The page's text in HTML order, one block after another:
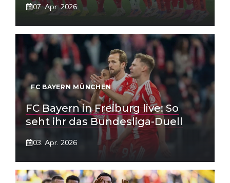
07. Apr. 2026
FC BAYERN MÜNCHEN
FC Bayern in Freiburg live: So
seht ihr das Bundesliga-Duell
03. Apr. 2026